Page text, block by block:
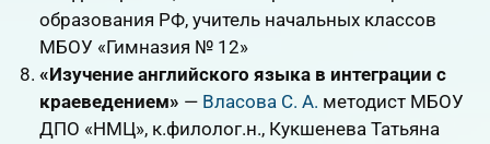
образования РФ, учитель начальных классов
МБОУ «Гимназия № 12»
«Изучение английского языка в интеграции с
краеведением» — Власова С. А. методист МБОУ
ДПО «НМЦ», к.филолог.н., Кукшенева Татьяна